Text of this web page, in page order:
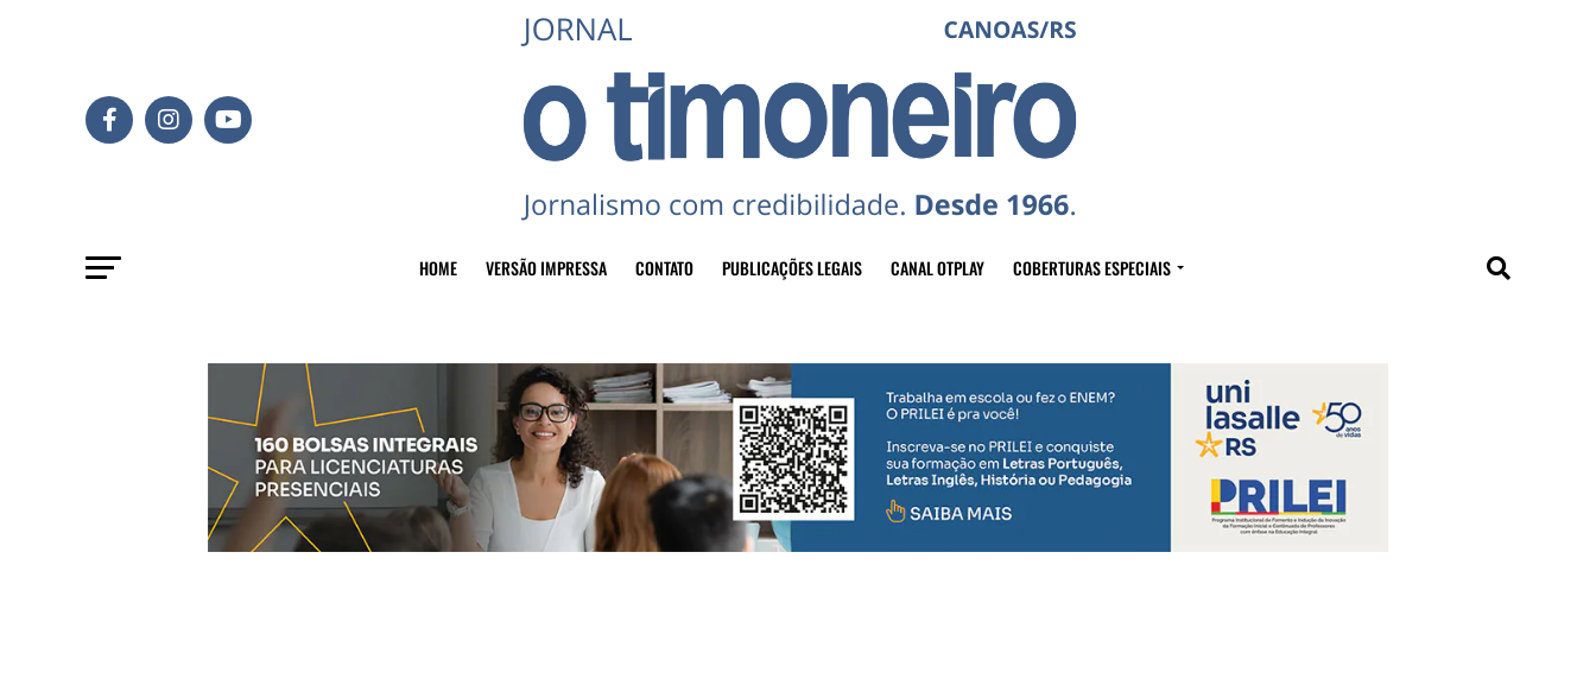
HOME VERSÃO IMPRESSA CONTATO PUBLICAÇÕES LEGAIS CANAL OTPLAY COBERTURAS ESPECIAIS